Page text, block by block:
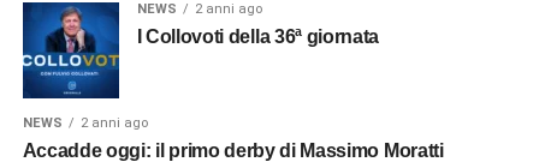
NEWS 2 anni ago
I Collovoti della 36ª giornata
NEWS 2 anni ago
Accadde oggi: il primo derby di Massimo Moratti